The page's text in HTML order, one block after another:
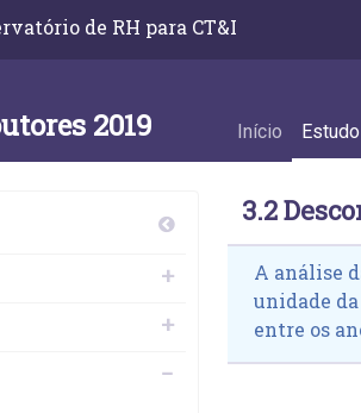
do emprego - 3.2
de RH para CT&I
2019 Início Estudo
3.2
A análise
unidade
entre os